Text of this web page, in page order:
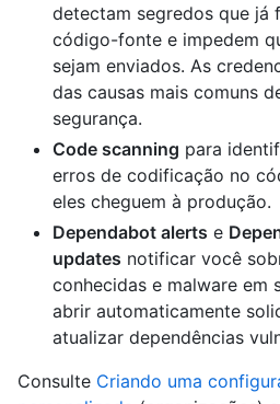
detectam segredos que já
código-fonte e impedem
sejam enviados. As
das causas mais comuns
segurança.
Code scanning para
erros de codificação no
eles cheguem à produção.
Dependabot alerts e
updates notificar você
conhecidas e malware em
abrir automaticamente
atualizar dependências
Consulte Criando uma